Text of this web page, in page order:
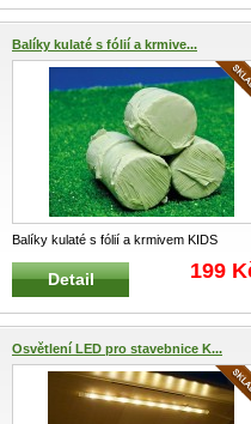
Balíky kulaté s fólií a krmive...
Balíky kulaté s fólií a krmivem KIDS
GLOBE FARMING 610762 Balíky...
Detail 199
Osvětlení LED pro stavebnice K...